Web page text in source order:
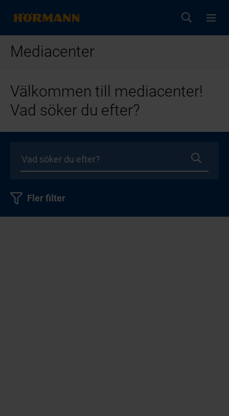
Mediacenter
Välkommen till mediacenter!
Vad söker du efter?
Fler filter